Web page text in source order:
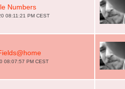
Numbers
08:11:21 PM CEST
08:07:57 PM CEST